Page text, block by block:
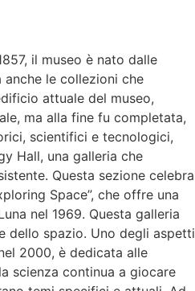
il museo è nato dalle
le collezioni che
attuale del museo,
ma alla fine fu completata,
scientifici e tecnologici,
Hall, una galleria che
Questa sezione celebra
Space”, che offre una
nel 1969. Questa galleria
dello spazio. Uno degli aspetti
2000, è dedicata alle
scienza continua a giocare